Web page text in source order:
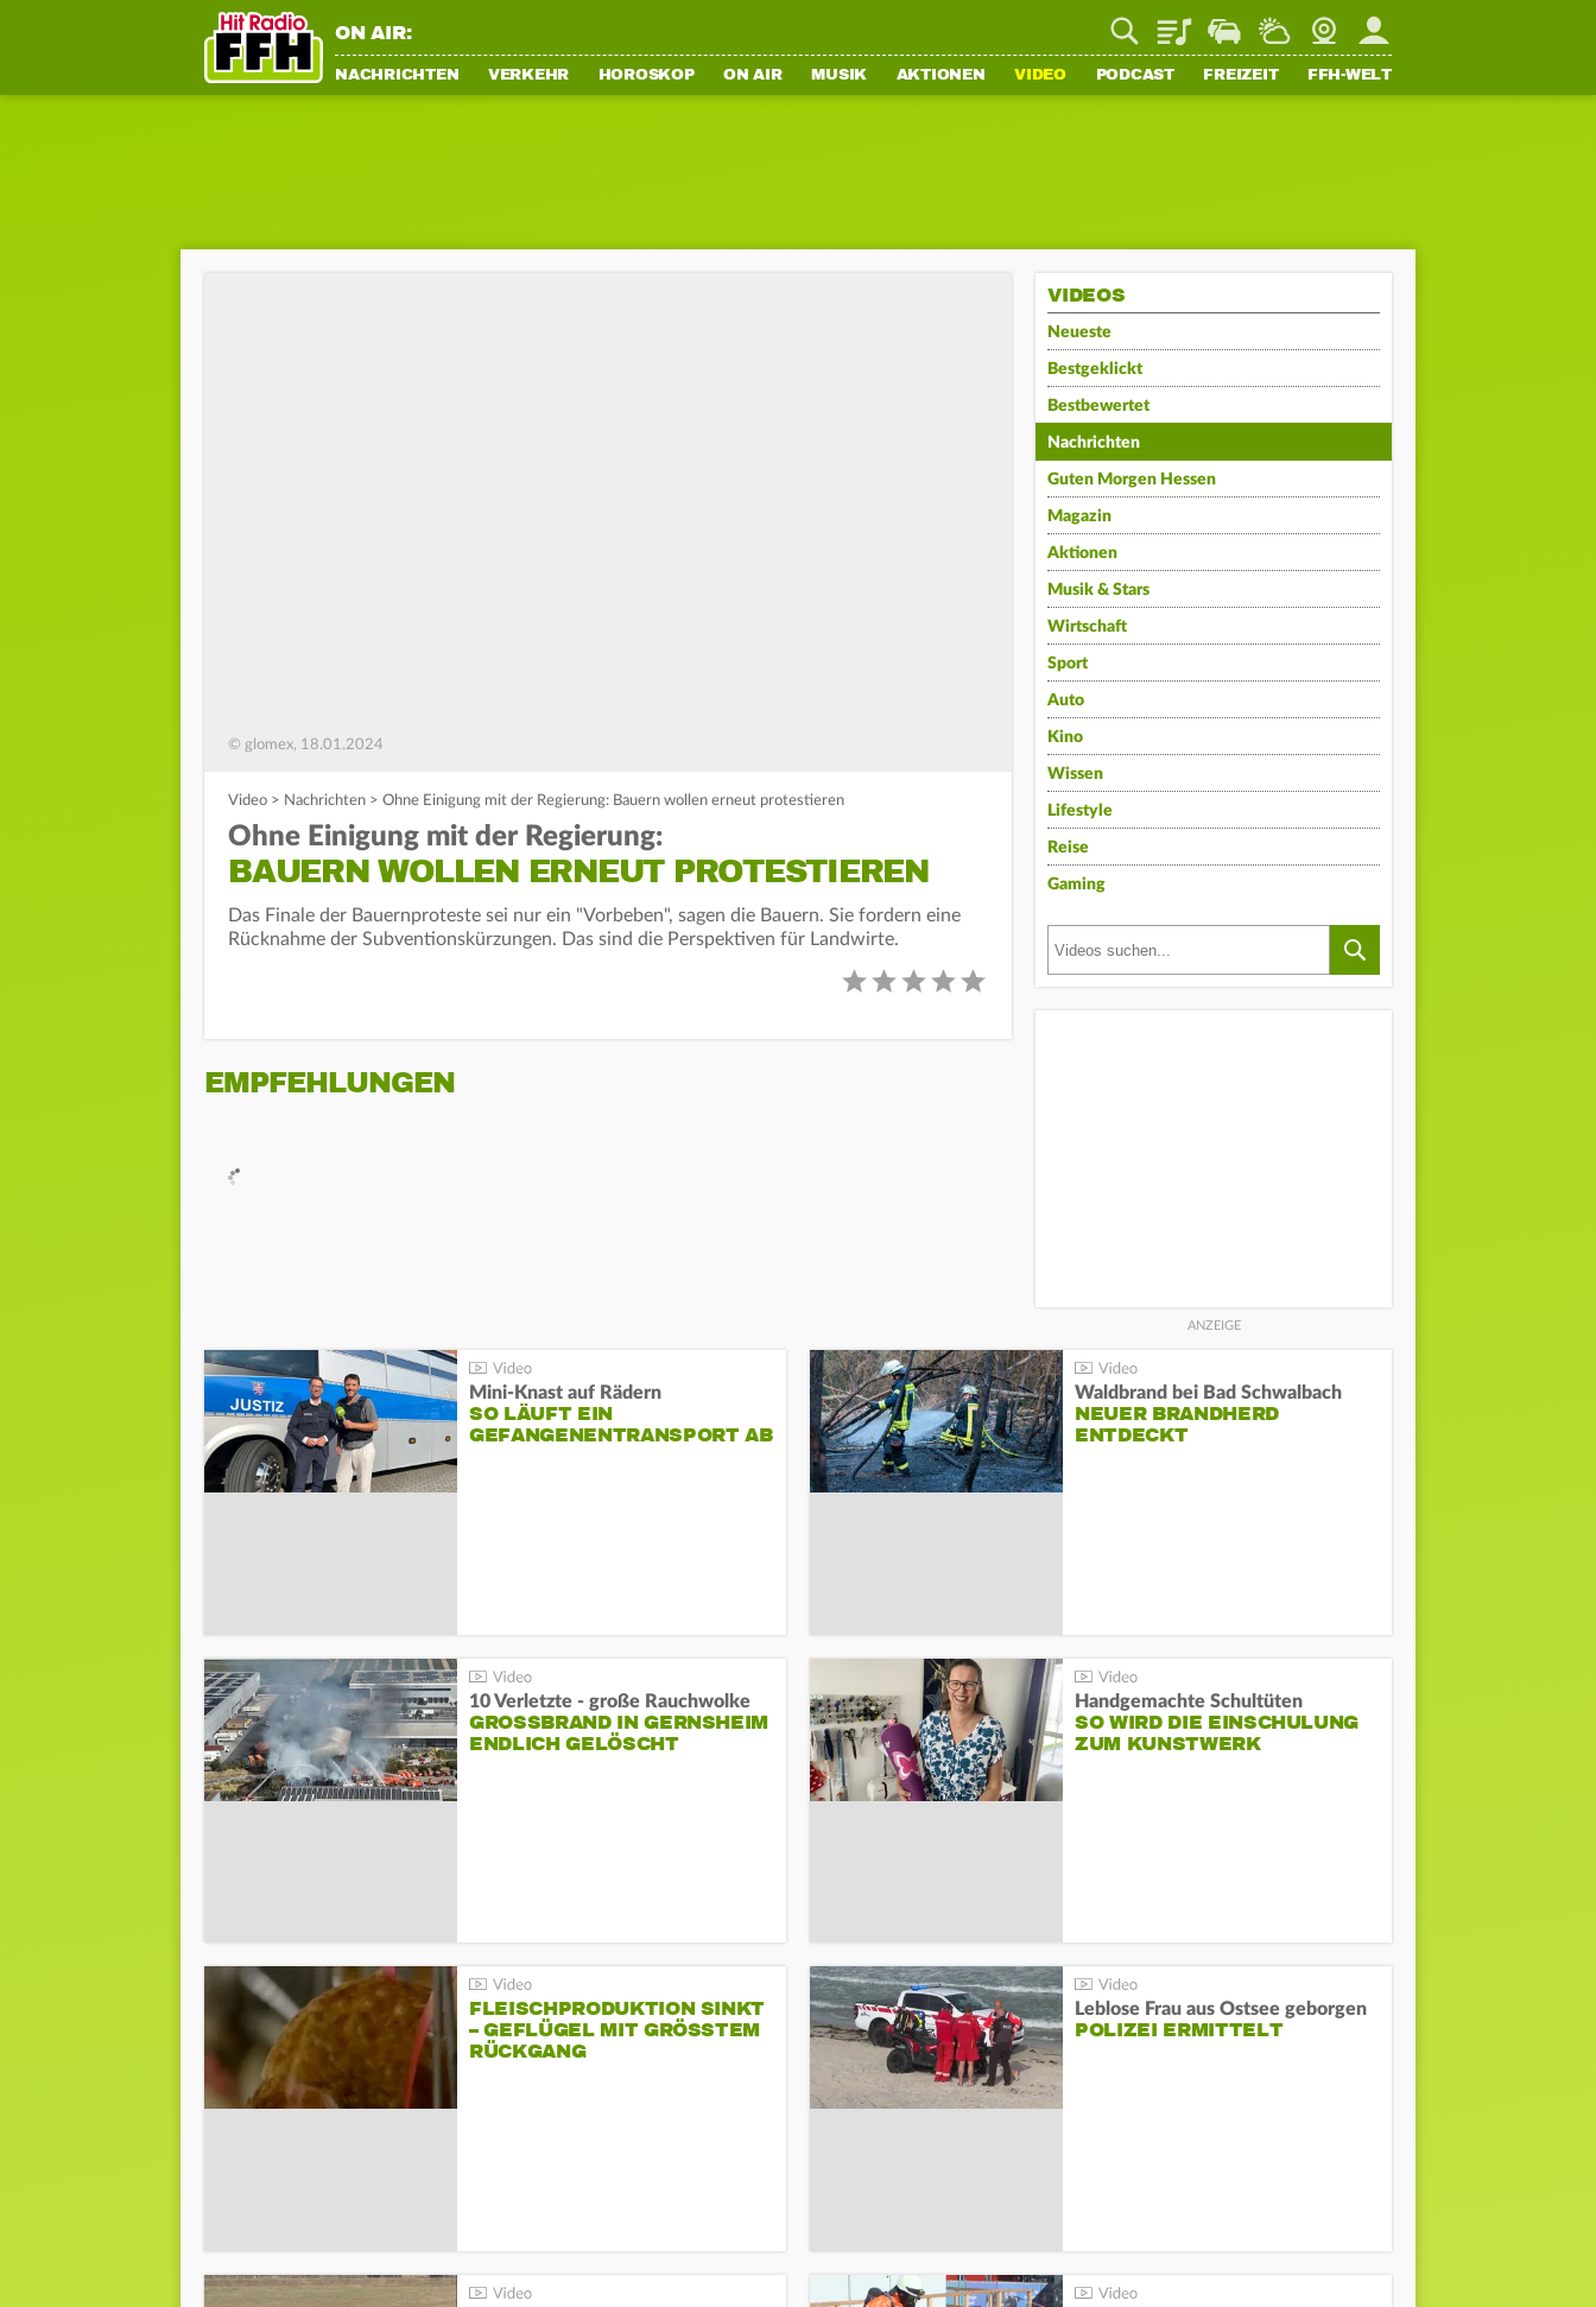
ON AIR: PlaylistStaupilotWetterWebcamMein FFH
NACHRICHTEN VERKEHR HOROSKOP ON AIR MUSIK AKTIONEN VIDEO PODCAST FREIZEIT FFH-WELT
© glomex, 18.01.2024
Video > Nachrichten > Ohne Einigung mit der Regierung: Bauern wollen erneut protestieren
Ohne Einigung mit der Regierung:
BAUERN WOLLEN ERNEUT PROTESTIEREN
Das Finale der Bauernproteste sei nur ein "Vorbeben", sagen die Bauern. Sie fordern eine
Rücknahme der Subventionskürzungen. Das sind die Perspektiven für Landwirte.
EMPFEHLUNGEN
VIDEOS
Neueste
Bestgeklickt
Bestbewertet
Nachrichten
Guten Morgen Hessen
Magazin
Aktionen
Musik & Stars
Wirtschaft
Sport
Auto
Kino
Wissen
Lifestyle
Reise
Gaming
Mini-Knast auf Rädern
SO LÄUFT EIN
GEFANGENENTRANSPORT AB
Waldbrand bei Bad Schwalbach
NEUER BRANDHERD
ENTDECKT
10 Verletzte - große Rauchwolke
GROSSBRAND IN GERNSHEIM E
NDLICH GELÖSCHT
Handgemachte Schultüten
SO WIRD DIE EINSCHULUNG
ZUM KUNSTWERK
FLEISCHPRODUKTION SINKT
– GEFLÜGEL MIT GRÖSSTEM R
ÜCKGANG
Leblose Frau aus Ostsee geborgen
POLIZEI ERMITTELT